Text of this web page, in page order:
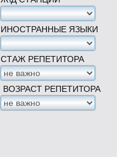
ИНОСТРАННЫЕ ЯЗЫКИ
СТАЖ РЕПЕТИТОРА
ВОЗРАСТ РЕПЕТИТОРА